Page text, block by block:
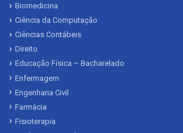
Biomedicina
Ciência da Computação
Ciências Contábeis
Direito
Educação Física – Bacharelado
Enfermagem
Engenharia Civil
Farmácia
Fisioterapia